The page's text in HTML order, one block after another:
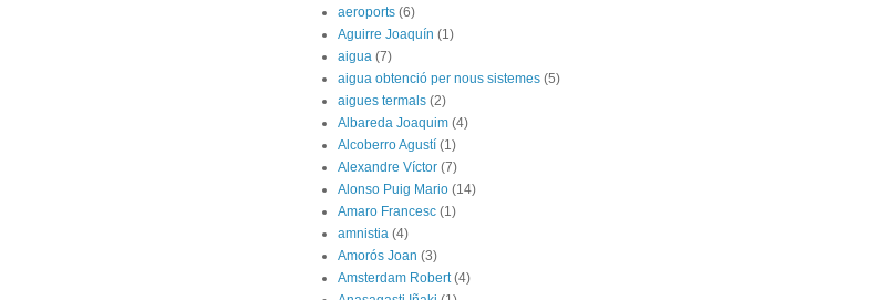
aeroports (6)
Aguirre Joaquín (1)
aigua (7)
aigua obtenció per nous sistemes (5)
aigues termals (2)
Albareda Joaquim (4)
Alcoberro Agustí (1)
Alexandre Víctor (7)
Alonso Puig Mario (14)
Amaro Francesc (1)
amnistia (4)
Amorós Joan (3)
Amsterdam Robert (4)